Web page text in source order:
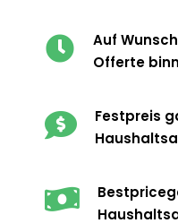

Auf
Offerte

Festpreis
